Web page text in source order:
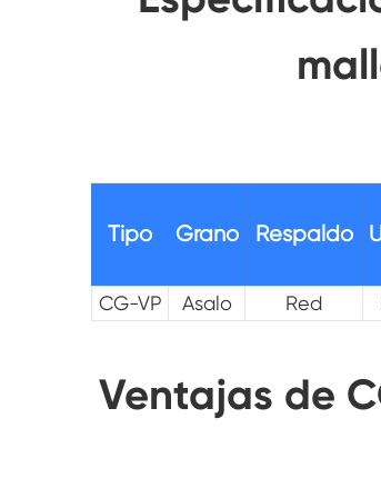
Tipo Grano Respaldo
CG-VP
Asalo Red
Ventajas de